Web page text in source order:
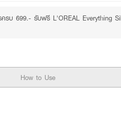
รบ 699.- รับฟรี L'OREAL Everything
How to Use